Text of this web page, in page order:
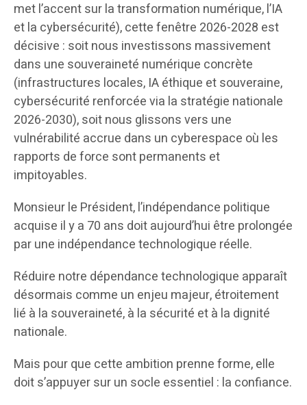
met l’accent sur la transformation numérique, l’IA
et la cybersécurité), cette fenêtre 2026-2028 est
décisive : soit nous investissons massivement
dans une souveraineté numérique concrète
(infrastructures locales, IA éthique et souveraine,
cybersécurité renforcée via la stratégie nationale
2026-2030), soit nous glissons vers une
vulnérabilité accrue dans un cyberespace où les
rapports de force sont permanents et
impitoyables.
Monsieur le Président, l’indépendance politique
acquise il y a 70 ans doit aujourd’hui être prolongée
par une indépendance technologique réelle.
Réduire notre dépendance technologique apparaît
désormais comme un enjeu majeur, étroitement
lié à la souveraineté, à la sécurité et à la dignité
nationale.
Mais pour que cette ambition prenne forme, elle
doit s’appuyer sur un socle essentiel : la confiance.